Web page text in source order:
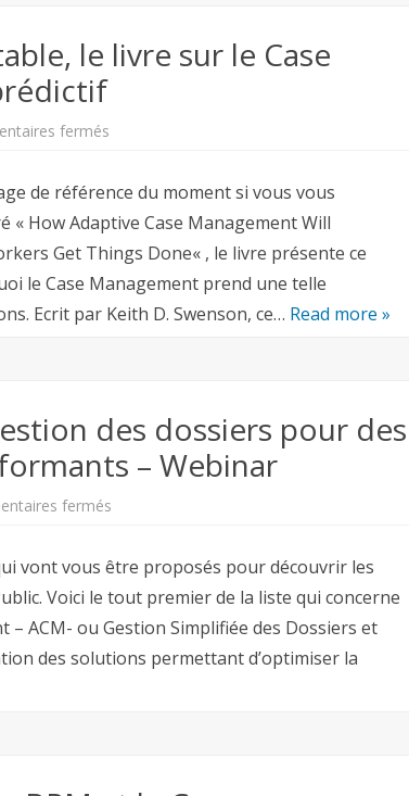
le livre sur le Case
fermés
le
livre
sur
le
Case
Management
et
le
non
prédictif
de référence du moment si vous vous
« How Adaptive Case Management Will
Get Things Done« , le livre présente ce
le Case Management prend une telle
Ecrit par Keith D. Swenson, ce… Read more »
des dossiers pour des
– Webinar
fermés
gestion
des
dossiers
pour
des
services
publics
plus
vont vous être proposés pour découvrir les
Voici le tout premier de la liste qui concerne
– ACM- ou Gestion Simplifiée des Dossiers et
des solutions permettant d’optimiser la